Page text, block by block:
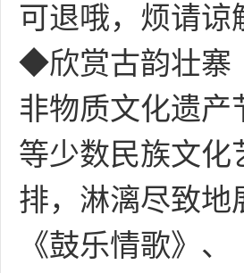
可退哦，烦请谅
◆欣赏古韵壮寨
非物质文化遗
等少数民族文化
排，淋漓尽致地
《鼓乐情歌》